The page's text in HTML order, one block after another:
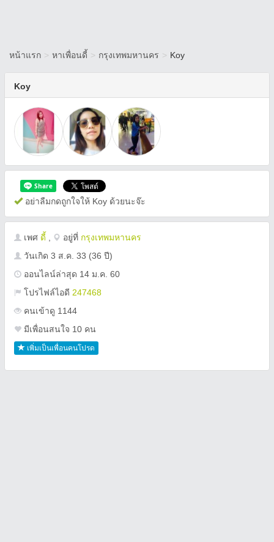
หน้าแรก > หาเพื่อนดี้ > กรุงเทพมหานคร > Koy
Koy
อย่าลืมกดถูกใจให้ Koy ด้วยนะจ๊ะ
เพศ ดี้ อยู่ที่ กรุงเทพมหานคร
วันเกิด 3 ส.ค. 33 (36 ปี)
ออนไลน์ล่าสุด 14 ม.ค. 60
โปรไฟล์ไอดี 247468
คนเข้าดู 1144
มีเพื่อนสนใจ 10 คน
เพิ่มเป็นเพื่อนคนโปรด